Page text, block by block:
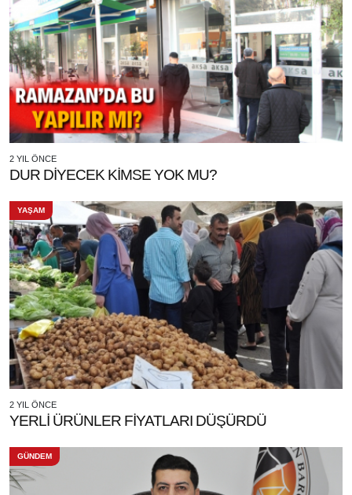
2 YIL ÖNCE
DUR DİYECEK KİMSE YOK MU?
YAŞAM
2 YIL ÖNCE
YERLİ ÜRÜNLER FİYATLARI DÜŞÜRDÜ
GÜNDEM